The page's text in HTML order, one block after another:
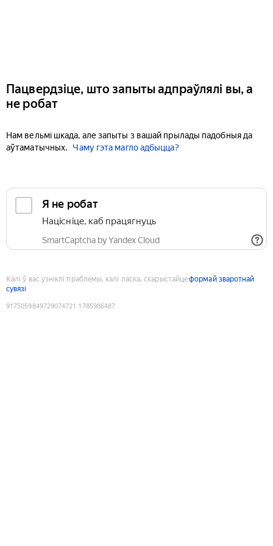
Пацвердзіце, што запыты адпраўлялі вы, а
не робат
Нам вельмі шкада, але запыты з вашай прылады падобныя да
аўтаматычных.
Чаму гэта магло адбыцца?
Я не робат
Націсніце, каб працягнуць
SmartCaptcha by Yandex Cloud
Калі ў вас узніклі праблемы, калі ласка, скарыстайцеформай зваротнай
сувязі
9175059849729074721 :1785986487